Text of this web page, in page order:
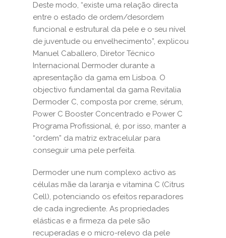
Deste modo, “existe uma relação directa
entre o estado de ordem/desordem
funcional e estrutural da pele e o seu nível
de juventude ou envelhecimento”, explicou
Manuel Caballero, Diretor Técnico
Internacional Dermoder durante a
apresentação da gama em Lisboa. O
objectivo fundamental da gama Revitalia
Dermoder C, composta por creme, sérum,
Power C Booster Concentrado e Power C
Programa Profissional, é, por isso, manter a
“ordem” da matriz extracelular para
conseguir uma pele perfeita.
Dermoder une num complexo activo as
células mãe da laranja e vitamina C (Citrus
Cell), potenciando os efeitos reparadores
de cada ingrediente. As propriedades
elásticas e a firmeza da pele são
recuperadas e o micro-relevo da pele